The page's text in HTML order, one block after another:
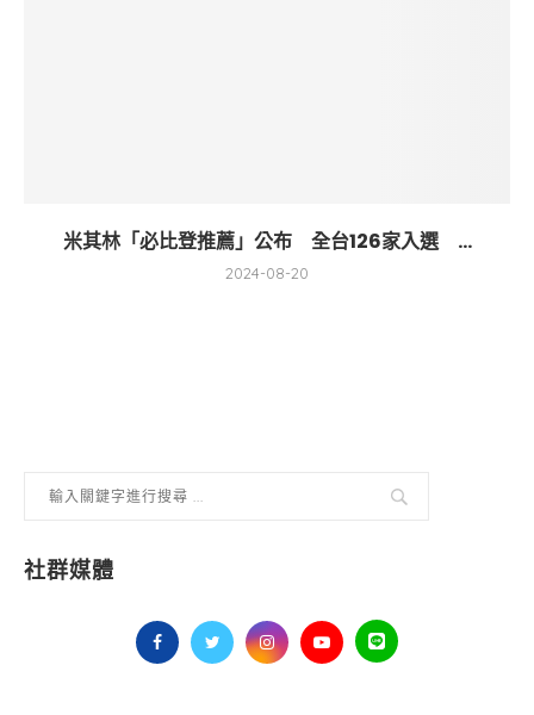
米其林「必比登推薦」公布 全台126家入選 ...
2024-08-20
社群媒體